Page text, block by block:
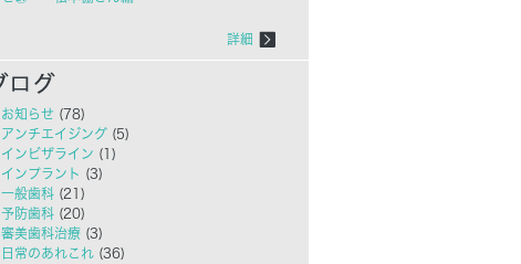
詳細
お知らせ (78)
アンチエイジング (5)
インビザライン (1)
インプラント (3)
一般歯科 (21)
予防歯科 (20)
審美歯科治療 (3)
日常のあれこれ (36)